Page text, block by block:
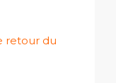
retour du